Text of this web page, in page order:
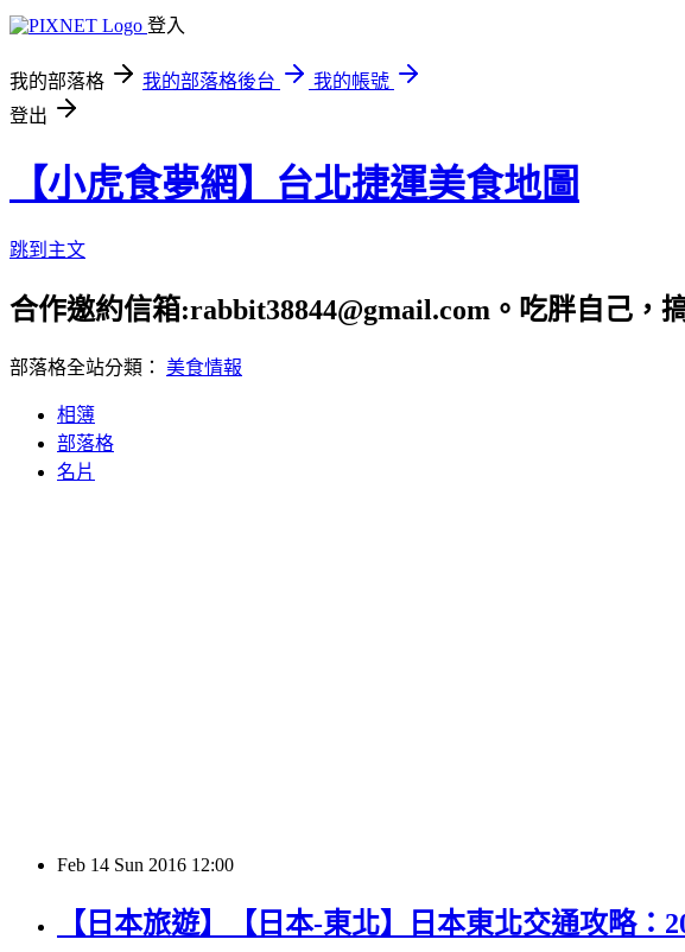
登入
我的部落格 我的部落格後台
我的帳號
登出
【小虎食夢網】台北捷運美食地圖
跳到主文
合作邀約信箱:rabbit38844@gmail.com。吃胖自己，
部落格全站分類： 美食情報
相簿
部落格
名片
Feb 14 Sun 2016 12:00
【日本旅遊】【日本-東北】日本東北交通攻略：